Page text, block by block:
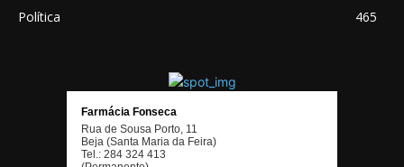
Política
465